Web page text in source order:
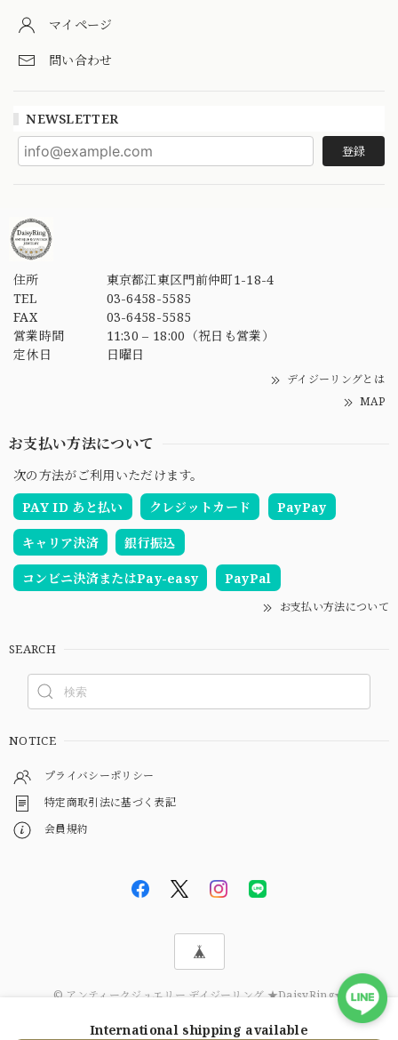
マイページ
問い合わせ
NEWSLETTER
登録
住所
東京都江東区門前仲町1-18-4
TEL
03-6458-5585
FAX
03-6458-5585
営業時間
11:30 – 18:00（祝日も営業）
定休日
日曜日
デイジーリングとは
MAP
お支払い方法について
次の方法がご利用いただけます。
PAY ID あと払い
クレジットカード PayPay
キャリア決済 銀行振込
コンビニ決済またはPay-easy PayPal
お支払い方法について
SEARCH
NOTICE
プライバシーポリシー
特定商取引法に基づく表記
会員規約
© アンティークジュエリー デイジーリング ★DaisyRing★
International shipping available